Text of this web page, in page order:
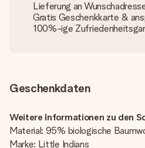
Lieferung an
Gratis Geschenkkarte &
100%-ige
Geschenkdaten
Weitere Informationen zu den
Material: 95% biologische
Marke: Little Indians